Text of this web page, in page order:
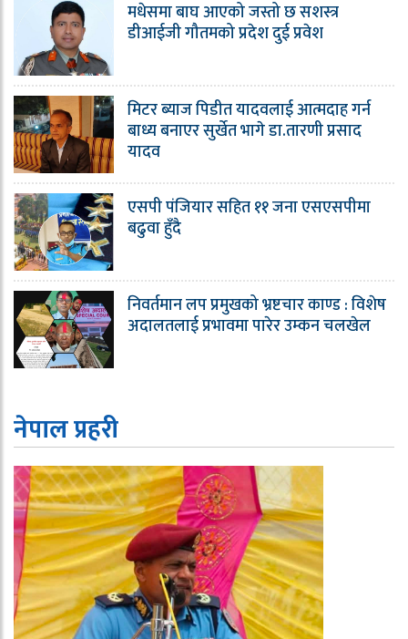
मधेसमा बाघ आएको जस्तो छ सशस्त्र
डीआईजी गौतमको प्रदेश दुई प्रवेश
मिटर ब्याज पिडीत यादवलाई आत्मदाह गर्न
बाध्य बनाएर सुर्खेत भागे डा.तारणी प्रसाद
यादव
एसपी पंजियार सहित ११ जना एसएसपीमा
बढुवा हुँदै
निवर्तमान लप प्रमुखको भ्रष्टचार काण्ड : विशेष
अदालतलाई प्रभावमा पारेर उम्कन चलखेल
नेपाल प्रहरी